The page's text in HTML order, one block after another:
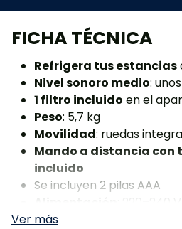
FICHA TÉCNICA
Refrigera tus estancias
Nivel sonoro medio:
1 filtro incluido en el
Peso: 5,7 kg
Movilidad: ruedas
Mando a distancia con
incluido
Se incluyen 2 pilas AAA
: 220–240
Depósito de agua de 5